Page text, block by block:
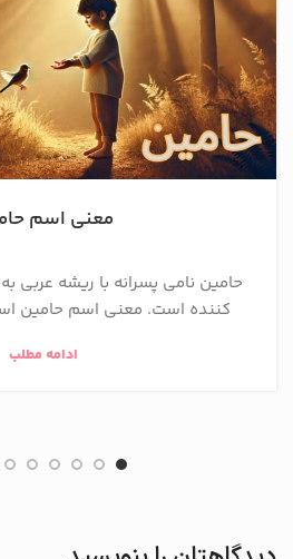
معنی اسم
حامین نامی پسرانه با ریشه عربی
کننده است. معنی اسم حامین
ادامه مطلب